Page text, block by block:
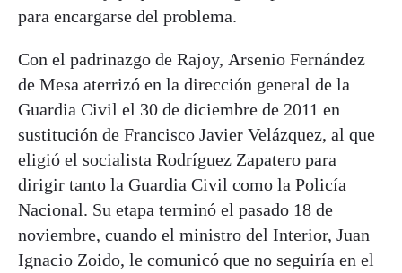
para encargarse del problema.
Con el padrinazgo de Rajoy, Arsenio Fernández
de Mesa aterrizó en la dirección general de la
Guardia Civil el 30 de diciembre de 2011 en
sustitución de Francisco Javier Velázquez, al que
eligió el socialista Rodríguez Zapatero para
dirigir tanto la Guardia Civil como la Policía
Nacional. Su etapa terminó el pasado 18 de
noviembre, cuando el ministro del Interior, Juan
Ignacio Zoido, le comunicó que no seguiría en el